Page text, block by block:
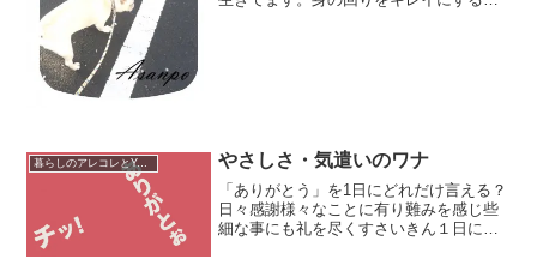
暮らしのアレコレとYouTube運営 やさしさ・気遣いのワナ
「ありがとう」を1日にどれだけ言える？
日々感謝様々なことに有り難みを感じ些
細な事にも礼を尽くすさいきん１日に出